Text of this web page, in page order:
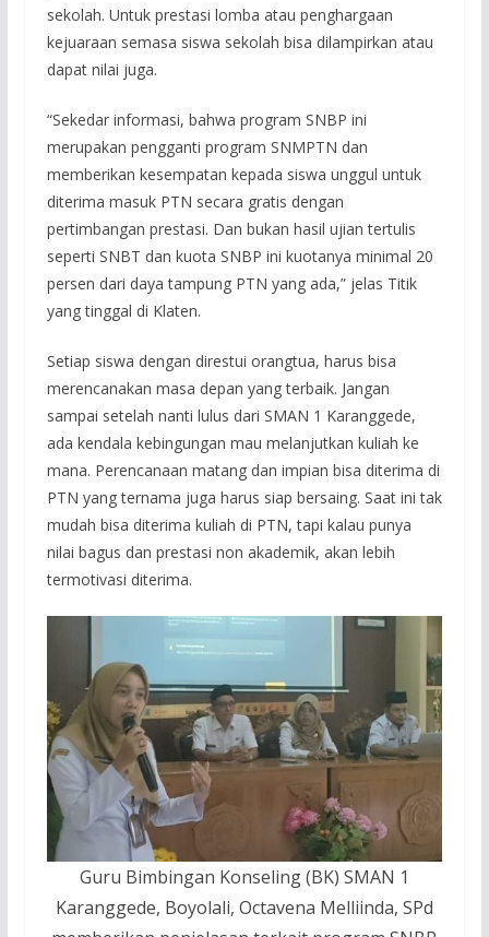
sekolah. Untuk prestasi lomba atau penghargaan
kejuaraan semasa siswa sekolah bisa dilampirkan atau
dapat nilai juga.
“Sekedar informasi, bahwa program SNBP ini
merupakan pengganti program SNMPTN dan
memberikan kesempatan kepada siswa unggul untuk
diterima masuk PTN secara gratis dengan
pertimbangan prestasi. Dan bukan hasil ujian tertulis
seperti SNBT dan kuota SNBP ini kuotanya minimal 20
persen dari daya tampung PTN yang ada,” jelas Titik
yang tinggal di Klaten.
Setiap siswa dengan direstui orangtua, harus bisa
merencanakan masa depan yang terbaik. Jangan
sampai setelah nanti lulus dari SMAN 1 Karanggede,
ada kendala kebingungan mau melanjutkan kuliah ke
mana. Perencanaan matang dan impian bisa diterima di
PTN yang ternama juga harus siap bersaing. Saat ini tak
mudah bisa diterima kuliah di PTN, tapi kalau punya
nilai bagus dan prestasi non akademik, akan lebih
termotivasi diterima.
Guru Bimbingan Konseling (BK) SMAN 1
Karanggede, Boyolali, Octavena Melliinda, SPd